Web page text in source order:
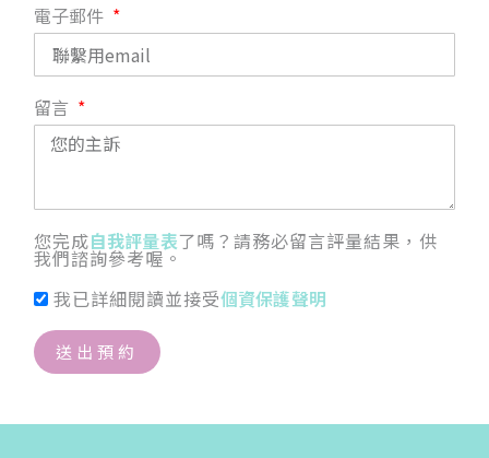
電子郵件
留言
您完成自我評量表了嗎？請務必留言評量結果，供
我們諮詢參考喔。
我已詳細閱讀並接受個資保護聲明
送出預約